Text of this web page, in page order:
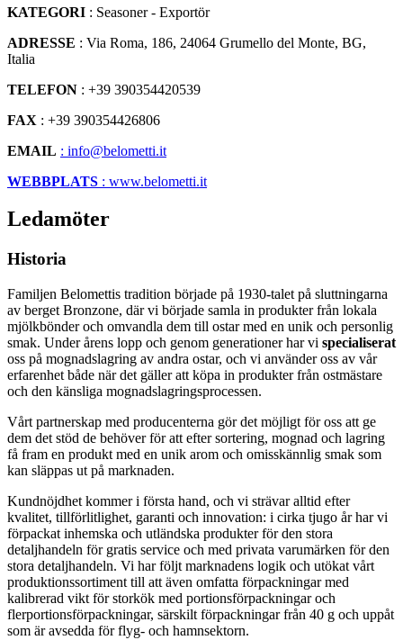
KATEGORI : Seasoner - Exportör
ADRESSE : Via Roma, 186, 24064 Grumello del Monte, BG,
Italia
TELEFON : +39 390354420539
FAX : +39 390354426806
EMAIL : info@belometti.it
WEBBPLATS : www.belometti.it
Ledamöter
Historia
Familjen Belomettis tradition började på 1930-talet på sluttningarna
av berget Bronzone, där vi började samla in produkter från lokala
mjölkbönder och omvandla dem till ostar med en unik och personlig
smak. Under årens lopp och genom generationer har vi specialiserat
oss på mognadslagring av andra ostar, och vi använder oss av vår
erfarenhet både när det gäller att köpa in produkter från ostmästare
och den känsliga mognadslagringsprocessen.
Vårt partnerskap med producenterna gör det möjligt för oss att ge
dem det stöd de behöver för att efter sortering, mognad och lagring
få fram en produkt med en unik arom och omisskännlig smak som
kan släppas ut på marknaden.
Kundnöjdhet kommer i första hand, och vi strävar alltid efter
kvalitet, tillförlitlighet, garanti och innovation: i cirka tjugo år har vi
förpackat inhemska och utländska produkter för den stora
detaljhandeln för gratis service och med privata varumärken för den
stora detaljhandeln. Vi har följt marknadens logik och utökat vårt
produktionssortiment till att även omfatta förpackningar med
kalibrerad vikt för storkök med portionsförpackningar och
flerportionsförpackningar, särskilt förpackningar från 40 g och uppåt
som är avsedda för flyg- och hamnsektorn.